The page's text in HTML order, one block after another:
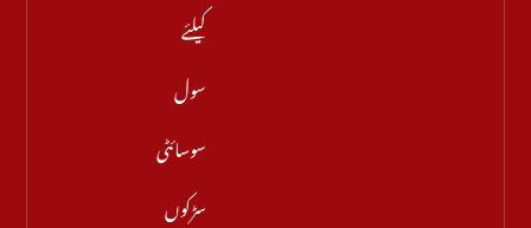
کیلئے
سول
سوسائٹی
سڑکوں